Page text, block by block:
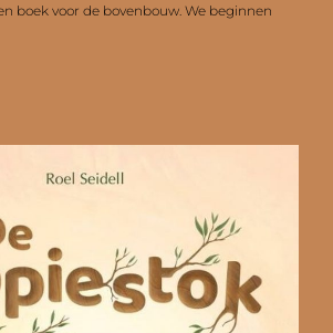
boek voor de bovenbouw. We beginnen